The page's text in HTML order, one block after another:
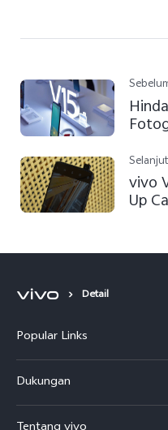
vivo
Up
Detail
Popular Links
T5
Dukungan